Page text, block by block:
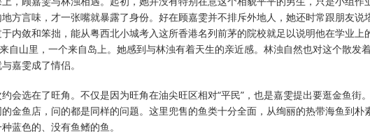
方言味，才一张嘴就暴露了身份。好在顾嘉雯并不排斥外地人，她还时常跟朋友说
内敛和笨拙，能从粤西北小城考入这所香港名列前茅的院校就足以说明他在学业上
自山里，一个来自岛上。她感到与林浊有着天生的亲近感。林浊自然也对这个散发
嘉雯成了情侣。
会选在了旺角。不仅是因为旺角在油尖旺区相对“平民”，也是嘉雯提出要逛金鱼街
金鱼店，问的都是同样的问题。这里兜售的鱼类十分全面，从绚丽的热带海鱼到朴
蓝色的、没有鱼鳍的鱼。